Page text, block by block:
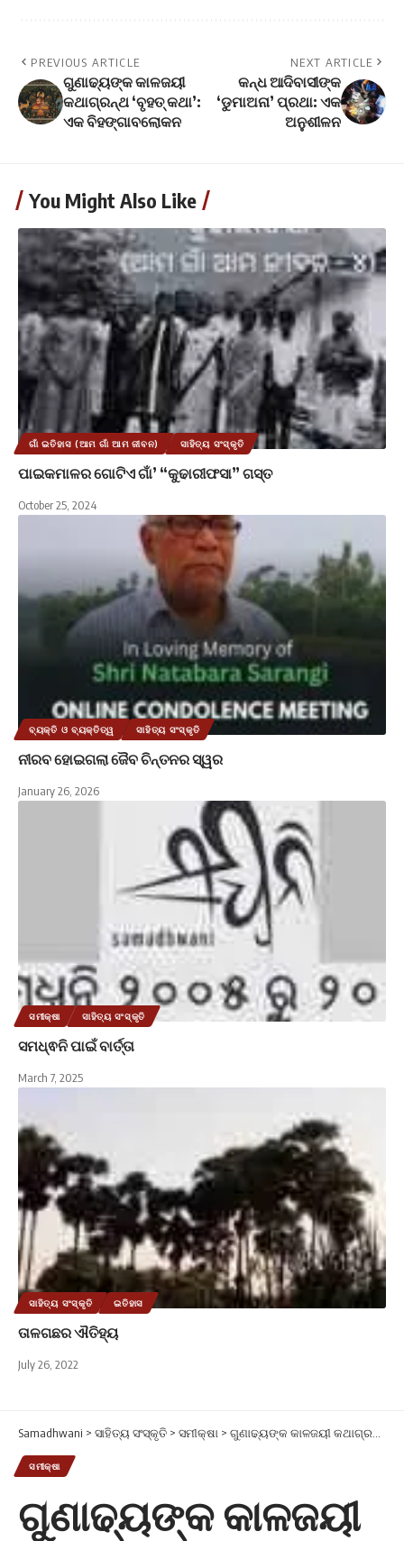
PREVIOUS ARTICLE
ଗୁଣାଢ୍ୟଙ୍କ କାଳଜୟୀ
କଥାଗ୍ରନ୍ଥ ‘ବୃହତ୍ କଥା’:
ଏକ ବିହଙ୍ଗାବଲୋକନ
NEXT ARTICLE
କନ୍ଧ ଆଦିବାସୀଙ୍କ
‘ଡୁମାଅନା’ ପ୍ରଥା: ଏକ
ଅନୁଶୀଳନ
You Might Also Like
ଗାଁ ଇତିହାସ (ଆମ ଗାଁ ଆମ ଜୀବନ) ସାହିତ୍ୟ ସଂସ୍କୃତି
ପାଇକମାଳର ଗୋଟିଏ ଗାଁ’ “କୁଢାରୀଫସା” ଗସ୍ତ
October 25, 2024
ବ୍ୟକ୍ତି ଓ ବ୍ୟକ୍ତିତ୍ୱ ସାହିତ୍ୟ ସଂସ୍କୃତି
ନୀରବ ହୋଇଗଲା ଜୈବ ଚିନ୍ତନର ସ୍ୱର
January 26, 2026
ସମୀକ୍ଷା ସାହିତ୍ୟ ସଂସ୍କୃତି
ସମଧ୍ଵନି ପାଇଁ ବାର୍ତ୍ତା
March 7, 2025
ସାହିତ୍ୟ ସଂସ୍କୃତି ଇତିହାସ
ତାଳଗଛର ଐତିହ୍ୟ
July 26, 2022
Samadhwani > ସାହିତ୍ୟ ସଂସ୍କୃତି > ସମୀକ୍ଷା > ଗୁଣାଢ୍ୟଙ୍କ କାଳଜୟୀ କଥାଗ୍ରନ୍ଥ ‘ବୃହତ୍ କଥା’: ଏକ ବିହଙ୍ଗାବଲୋକନ
ସମୀକ୍ଷା
ଗୁଣାଢ୍ୟଙ୍କ କାଳଜୟୀ